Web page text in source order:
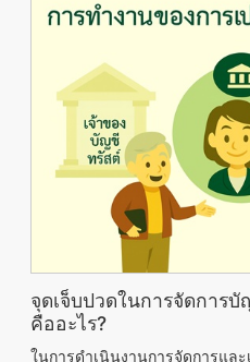
จุดเจ็บปวดในการจัดการ
คืออะไร?
ในการดำเนินงานการจัดการแล